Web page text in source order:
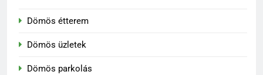
Dömös étterem
Dömös üzletek
Dömös parkolás